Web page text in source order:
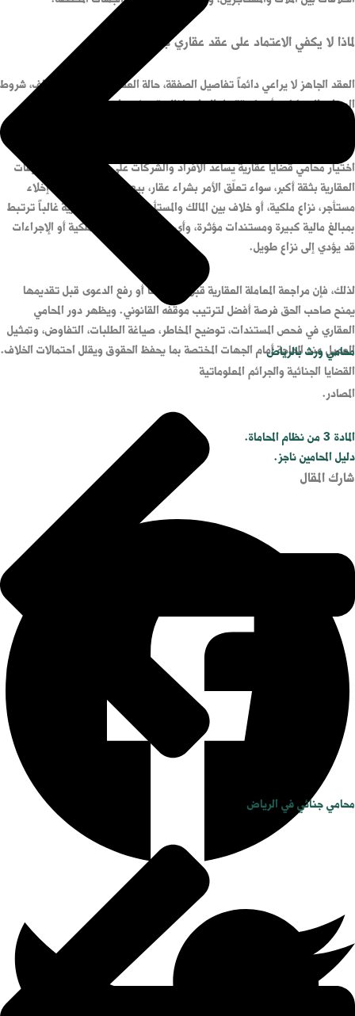
محامي ورث بالرياض
القضايا الجنائية والجرائم المعلوماتية
محامي جنائي في الرياض
لماذا لا يكفي الاعتماد على عقد عقاري جاهز؟
العقد الجاهز لا يراعي دائماً تفاصيل الصفقة، حالة العقار، التزامات الأطراف، شروط
السداد، الضمانات، أو طريقة حل النزاع. لذلك قد يؤدي استخدامه دون مراجعة
قانونية إلى ثغرات تؤثر على حقوق البائع أو المشتري لاحقاً.
اختيار محامي قضايا عقارية يساعد الأفراد والشركات على التعامل مع التصرفات
العقارية بثقة أكبر، سواء تعلّق الأمر بشراء عقار، بيع عقار، صياغة عقد، إخلاء
مستأجر، نزاع ملكية، أو خلاف بين المالك والمستأجر. فالقضايا العقارية غالباً ترتبط
بمبالغ مالية كبيرة ومستندات مؤثرة، وأي خطأ في العقد أو الملكية أو الإجراءات
قد يؤدي إلى نزاع طويل.
لذلك، فإن مراجعة المعاملة العقارية قبل توقيعها أو رفع الدعوى قبل تقديمها
يمنح صاحب الحق فرصة أفضل لترتيب موقفه القانوني. ويظهر دور المحامي
العقاري في فحص المستندات، توضيح المخاطر، صياغة الطلبات، التفاوض، وتمثيل
العميل عند الحاجة أمام الجهات المختصة بما يحفظ الحقوق ويقلل احتمالات الخلاف.
المصادر.
المادة 3 من نظام المحاماة.
دليل المحامين ناجز.
شارك المقال